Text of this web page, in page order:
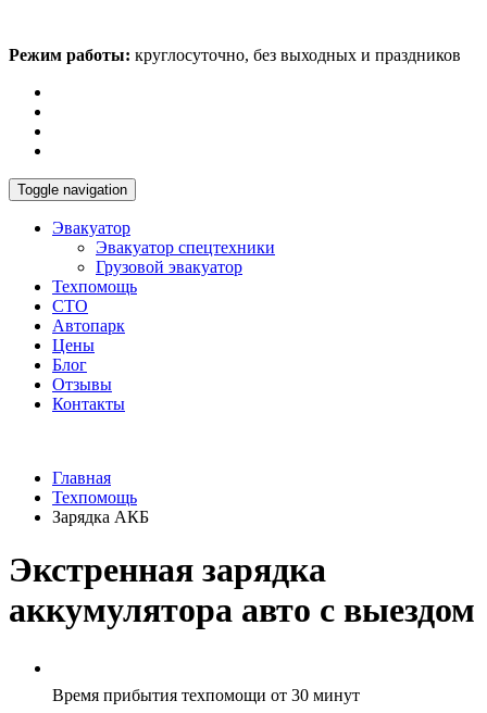
Режим работы: круглосуточно, без выходных и праздников
Toggle navigation
Эвакуатор
Эвакуатор спецтехники
Грузовой эвакуатор
Техпомощь
СТО
Автопарк
Цены
Блог
Отзывы
Контакты
Главная
Техпомощь
Зарядка АКБ
Экстренная зарядка
аккумулятора авто с выездом
Время прибытия техпомощи от 30 минут